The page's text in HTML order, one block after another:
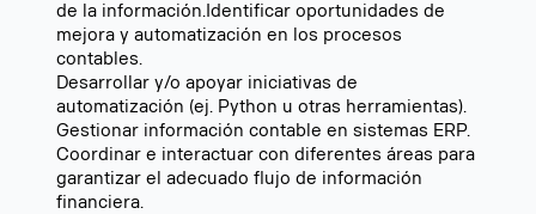
de la información.Identificar oportunidades de
mejora y automatización en los procesos
contables.
Desarrollar y/o apoyar iniciativas de
automatización (ej. Python u otras herramientas).
Gestionar información contable en sistemas ERP.
Coordinar e interactuar con diferentes áreas para
garantizar el adecuado flujo de información
financiera.